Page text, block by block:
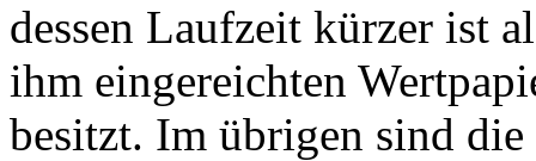
dessen Laufzeit kürzer ist
ihm eingereichten
besitzt. Im übrigen sind